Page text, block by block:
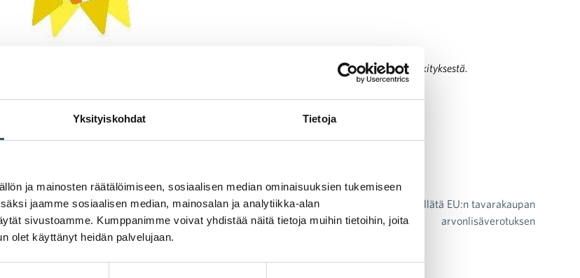
Yksityiskohdat Tietoja
ja mainosten räätälöimiseen, sosiaalisen median ominaisuuksien tukemiseen
jaamme sosiaalisen median, mainosalan ja analytiikka-alan
sivustoamme. Kumppanimme voivat yhdistää näitä tietoja muihin tietoihin, joita
olet käyttänyt heidän palvelujaan.
Kyläkauppapäivä, joka järjestetään aina kesäkuussa, muistuttaa lähipalveluiden merkityksestä.
selaus
muotikaupan vuosisata
Komissio haluaa myllätä EU:n tavarakaupan
arvonlisäverotuksen